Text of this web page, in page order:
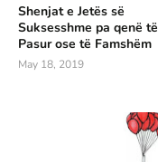
Shenjat e Jetës së
Suksesshme pa qenë të
Pasur ose të Famshëm
May 18, 2019